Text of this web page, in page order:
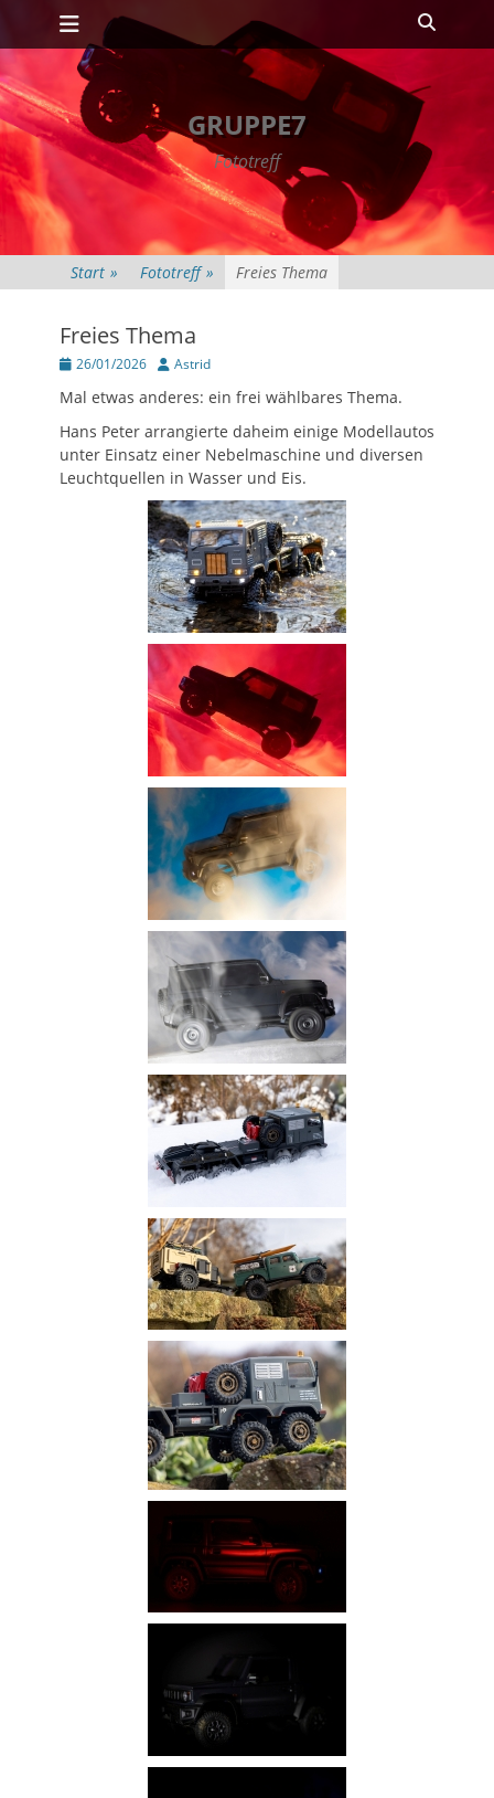
Zum
Inhalt
springen
Primäres Menü
GRUPPE7
Fototreff
Start » Fototreff » Freies Thema
Freies Thema
Posted
26/01/2026 AutorAstrid
Mal etwas anderes: ein frei wählbares Thema.
Hans Peter arrangierte daheim einige Modellautos
unter Einsatz einer Nebelmaschine und diversen
Leuchtquellen in Wasser und Eis.